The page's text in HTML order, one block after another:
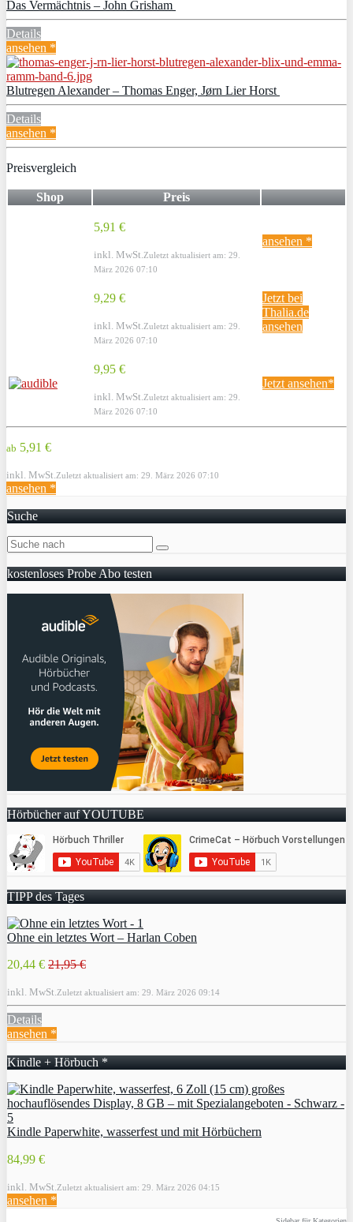
Das Vermächtnis – John Grisham
Details
ansehen *
Blutregen Alexander – Thomas Enger, Jørn Lier Horst
Details
ansehen *
Preisvergleich
Shop Preis
5,91 €
inkl. MwSt. Zuletzt aktualisiert am: 29.
März 2026 07:10
ansehen *
9,29 €
inkl. MwSt. Zuletzt aktualisiert am: 29.
März 2026 07:10
Jetzt bei
Thalia.de
ansehen
9,95 €
inkl. MwSt. Zuletzt aktualisiert am: 29.
März 2026 07:10
Jetzt ansehen*
ab 5,91 €
inkl. MwSt. Zuletzt aktualisiert am: 29. März 2026 07:10
ansehen *
Suche
kostenloses Probe Abo testen
Hörbücher auf YOUTUBE
TIPP des Tages
Ohne ein letztes Wort – Harlan Coben
20,44 € 21,95 €
inkl. MwSt. Zuletzt aktualisiert am: 29. März 2026 09:14
Details
ansehen *
Kindle + Hörbuch *
Kindle Paperwhite, wasserfest und mit Hörbüchern
84,99 €
inkl. MwSt. Zuletzt aktualisiert am: 29. März 2026 04:15
ansehen *